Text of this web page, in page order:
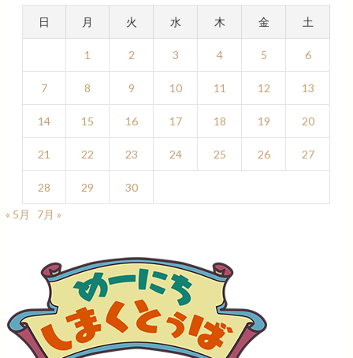
日 月 火 水 木 金 土
1 2 3 4 5 6
7 8 9 10 11 12 13
14 15 16 17 18 19 20
21 22 23 24 25 26 27
28 29
30
« 5月
7月 »